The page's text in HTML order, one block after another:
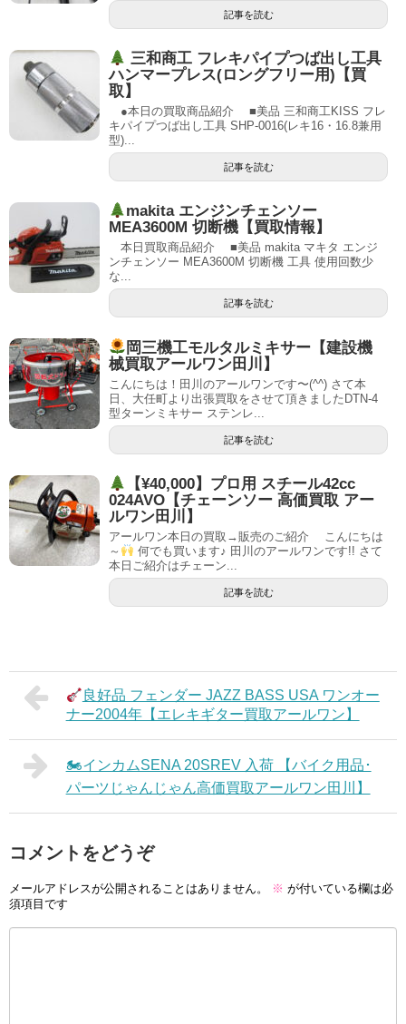
記事を読む
三和商工 フレキパイプつば出し工具
ハンマープレス(ロングフリー用)【買
取】
●本日の買取商品紹介 ■美品 三和商工KISS フレ
キパイプつば出し工具 SHP-0016(レキ16・16.8兼用
型)...
記事を読む
makita エンジンチェンソー
MEA3600M 切断機【買取情報】
本日買取商品紹介 ■美品 makita マキタ エンジ
ンチェンソー MEA3600M 切断機 工具 使用回数少
な...
記事を読む
岡三機工モルタルミキサー【建設機
械買取アールワン田川】
こんにちは！田川のアールワンです〜(^^) さて本
日、大任町より出張買取をさせて頂きましたDTN-4
型ターンミキサー ステンレ...
記事を読む
【¥40,000】プロ用 スチール42cc
024AVO【チェーンソー 高価買取 アー
ルワン田川】
アールワン本日の買取→販売のご紹介 こんにちは
～
何でも買います♪ 田川のアールワンです!! さて
本日ご紹介はチェーン...
記事を読む
良好品 フェンダー JAZZ BASS USA ワンオー
ナー2004年【エレキギター買取アールワン】
🏍インカムSENA 20SREV 入荷 【バイク用品･
パーツじゃんじゃん高価買取アールワン田川】
コメントをどうぞ
メールアドレスが公開されることはありません。 ※ が付いている欄は必
須項目です